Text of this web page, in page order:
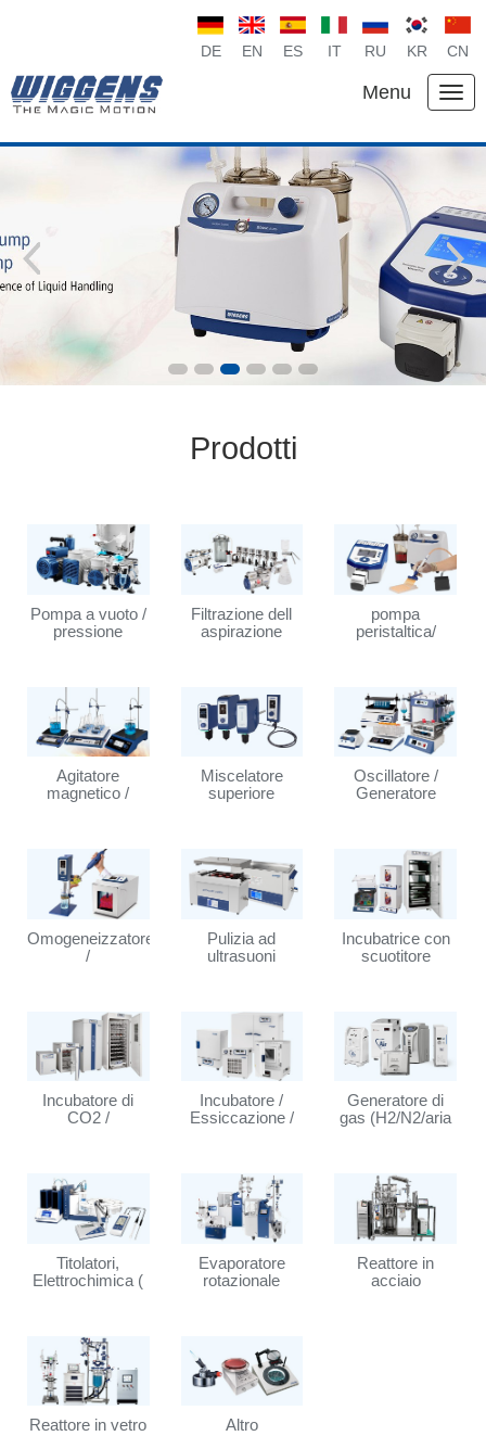
DE EN ES IT RU KR CN
Menu
Prodotti
Pompa a vuoto /
pressione
Filtrazione dell
aspirazione
pompa
peristaltica/
Agitatore
magnetico /
Miscelatore
superiore
Oscillatore /
Generatore
Omogeneizzatore
/
Pulizia ad
ultrasuoni
Incubatrice con
scuotitore
Incubatore di
CO2 /
Incubatore /
Essiccazione /
Generatore di
gas (H2/N2/aria
daria/gas
industriale)
Titolatori,
Elettrochimica (
Evaporatore
rotazionale
Reattore in
acciaio
Reattore in vetro Altro